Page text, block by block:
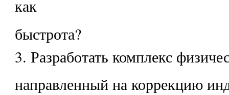
как
быстрота?
3. Разработать комплекс
направленный на коррекцию